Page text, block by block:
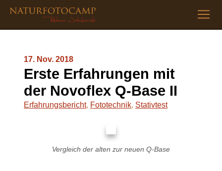
17. Nov. 2018
Erste Erfahrungen mit
der Novoflex Q-Base II
Erfahrungsbericht, Fototechnik, Stativtest
Vergleich der alten zur neuen Q-Base